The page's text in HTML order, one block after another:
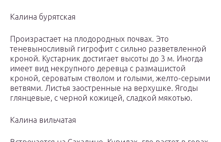
Калина бурятская
Произрастает на плодородных почвах. Это
теневыносливый гигрофит с сильно разветвленной
кроной. Кустарник достигает высоты до 3 м. Иногда
имеет вид некрупного деревца с размашистой
кроной, сероватым стволом и голыми, желто-серыми
ветвями. Листья заостренные на верхушке. Ягоды
глянцевые, с черной кожицей, сладкой мякотью.
Калина вильчатая